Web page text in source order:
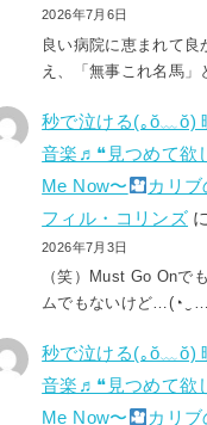
2026年7月6日
良い病院に恵まれて
え、「無事これ名馬
秒で泣ける(⁠｡⁠ŏ⁠﹏⁠ŏ⁠)
音楽♬❝見つめて欲
Me Now〜
カリ
フィル・コリンズ
2026年7月3日
（笑）Must Go Onで
ムでもないけど…(⁠◔⁠‿⁠…
秒で泣ける(⁠｡⁠ŏ⁠﹏⁠ŏ⁠)
音楽♬❝見つめて欲
Me Now〜
カリ